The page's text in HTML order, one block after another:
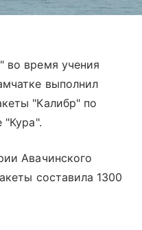
во время учения
выполнил
"Калибр" по
"Кура".
Авачинского
составила 1300